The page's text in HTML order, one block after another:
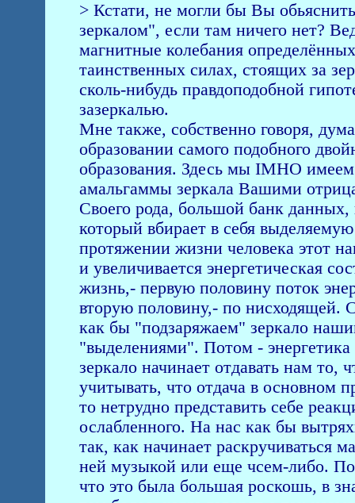
> Кстати, не могли бы Вы
зеркалом", если там ничего нет?
магнитные колебания
таинственных силах, стоящих за
сколь-нибудь правдоподобной
зазеркалью.
Мне также, собственно говоря,
образовании самого подобного
образования. Здесь мы IMHO имеем
амальгаммы зеркала Вашими
Своего рода, большой банк
который вбирает в себя
протяжении жизни человека этот
и увеличивается энергетическая
жизнь,- первую половину поток
вторую половину,- по нисходящей.
как бы "подзаряжаем" зеркало
"выделениями". Потом - энергетика
зеркало начинает отдавать нам то,
учитывать, что отдача в основном
то нетрудно представить себе
ослабленного. Hа нас как бы
так, как начинает раскручиваться
ней музыкой или еще чсем-либо.
что это была большая роскошь, в